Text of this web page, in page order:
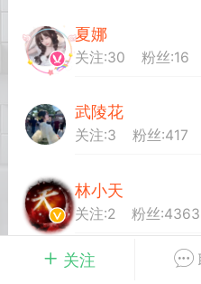
作弊模组的发布规范近期收
作弊模组在联机服务器使用
模组的发布行为：1. *...
72
大人
Lv.8
关注
夏娜
关注:30 粉丝:16
武陵花
关注:3 粉丝:417
林小天
关注:2 粉丝:4363
雾凇